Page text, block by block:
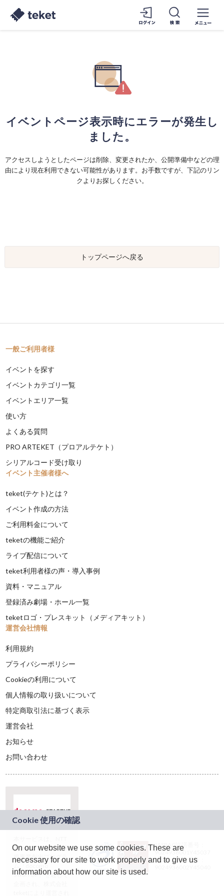
イベントページ表示時にエラーが発生し
ました。
アクセスしようとしたページは削除、変更されたか、公開準備中などの理
由により現在利用できない可能性があります。お手数ですが、下記のリン
クよりお探しください。
トップページへ戻る
一般ご利用者様
イベントを探す
イベントカテゴリ一覧
イベントエリア一覧
使い方
よくある質問
PRO ARTEKET（プロアルテケト）
シリアルコード受け取り
イベント主催者様へ
teket(テケト)とは？
イベント作成の方法
ご利用料金について
teketの機能ご紹介
ライブ配信について
teket利用者様の声・導入事例
資料・マニュアル
登録済み劇場・ホール一覧
teketロゴ・プレスキット（メディアキット）
運営会社情報
利用規約
プライバシーポリシー
Cookieの利用について
個人情報の取り扱いについて
特定商取引法に基づく表示
運営会社
お知らせ
お問い合わせ
ドコモグループの新
規事業創出プログラ
ム「docomo
STARTUP」を通じて
JASRAC許諾番号：
9024936001Y45037
JASRAC許諾番号：
On our website we use some cookies. These are
necessary for our site to work properly and to give us
information about how our site is used.